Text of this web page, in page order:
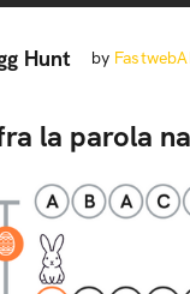
Hunt by
la parola